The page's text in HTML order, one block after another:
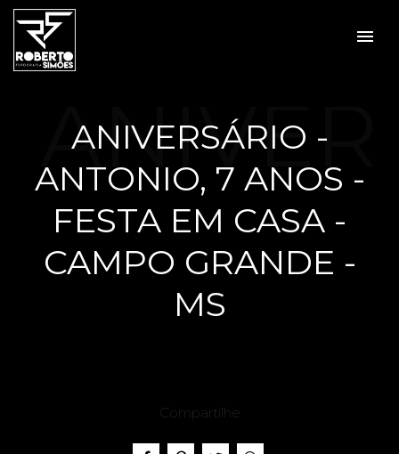
menu
ANIVERSÁRIO -
ANTONIO, 7 ANOS -
FESTA EM CASA -
CAMPO GRANDE -
MS
ANIVER
SÁRIO -
ANTON
Compartilhe